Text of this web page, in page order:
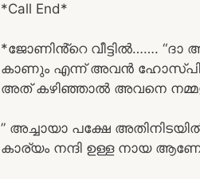
*Call End*
*ജോണിൻ്റെ വീട്ടിൽ…….
കാണും എന്ന് അവൻ
അത് കഴിഞ്ഞാൽ അവനെ
” അച്ചായാ പക്ഷേ
കാര്യം നന്ദി ഉള്ള നായ